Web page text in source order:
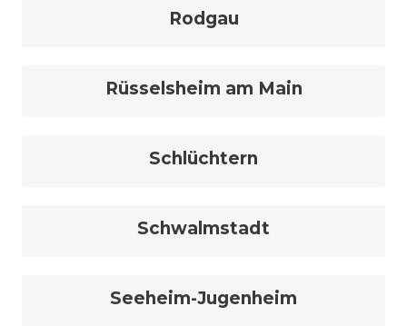
Rodgau
Rüsselsheim am Main
Schlüchtern
Schwalmstadt
Seeheim-Jugenheim